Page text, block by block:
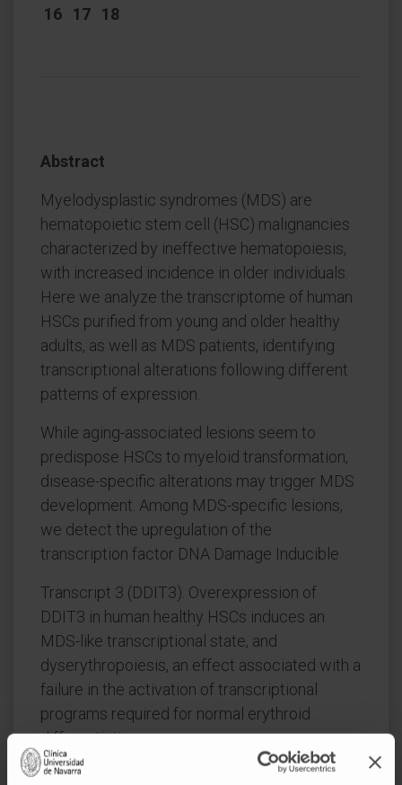
16 17 18
Abstract
Myelodysplastic syndromes (MDS) are
hematopoietic stem cell (HSC) malignancies
characterized by ineffective hematopoiesis,
with increased incidence in older individuals.
Here we analyze the transcriptome of human
HSCs purified from young and older healthy
adults, as well as MDS patients, identifying
transcriptional alterations following different
patterns of expression.
While aging-associated lesions seem to
predispose HSCs to myeloid transformation,
disease-specific alterations may trigger MDS
development. Among MDS-specific lesions,
we detect the upregulation of the
transcription factor DNA Damage Inducible
Transcript 3 (DDIT3). Overexpression of
DDIT3 in human healthy HSCs induces an
MDS-like transcriptional state, and
dyserythropoiesis, an effect associated with a
failure in the activation of transcriptional
programs required for normal erythroid
differentiation.
Moreover, DDIT3 knockdown in CD34+ cells